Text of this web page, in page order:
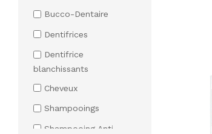
Bucco-Dentaire
Dentifrices
Dentifrice
blanchissants
Cheveux
Shampooings
Shampooing Anti-